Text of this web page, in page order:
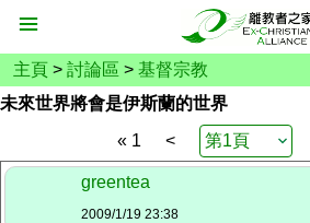
主頁 > 討論區 > 基督宗教
未來世界將會是伊斯蘭的世界
« 1
<
greentea
2009/1/19 23:38